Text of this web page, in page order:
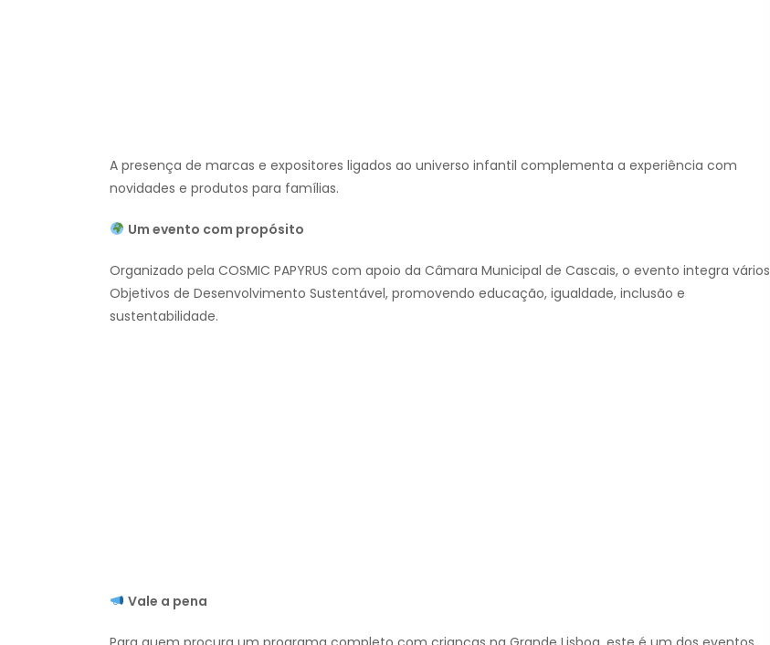
A presença de marcas e expositores ligados ao universo infantil complementa a experiência com
novidades e produtos para famílias.
Um evento com propósito
Organizado pela COSMIC PAPYRUS com apoio da Câmara Municipal de Cascais, o evento integra vários
Objetivos de Desenvolvimento Sustentável, promovendo educação, igualdade, inclusão e
sustentabilidade.
Vale a pena